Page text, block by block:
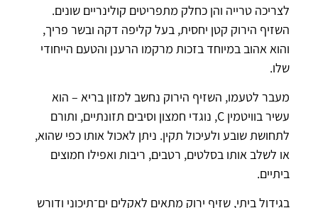
לצריכה טרייה והן כחלק מתפריטים קולינריים שונים.
השזיף הירוק קטן יחסית, בעל קליפה דקה ובשר פריך,
והוא אהוב במיוחד בזכות מרקמו הרענן והטעם הייחודי
שלו.
מעבר לטעמו, השזיף הירוק נחשב למזון בריא – הוא
עשיר בוויטמין C, נוגדי חמצון וסיבים תזונתיים, ותורם
לתחושת שובע ולעיכול תקין. ניתן לאכול אותו כפי שהוא,
או לשלב אותו בסלטים, רטבים, ריבות ואפילו חמוצים
ביתיים.
בגידול ביתי, שזיף ירוק מתאים לאקלים ים־תיכוני ודורש